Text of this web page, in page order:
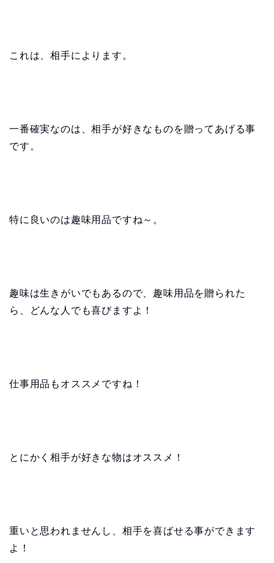
これは、相手によります。
一番確実なのは、相手が好きなものを贈ってあげる事
です。
特に良いのは趣味用品ですね～。
趣味は生きがいでもあるので、趣味用品を贈られた
ら、どんな人でも喜びますよ！
仕事用品もオススメですね！
とにかく相手が好きな物はオススメ！
重いと思われませんし、相手を喜ばせる事ができます
よ！